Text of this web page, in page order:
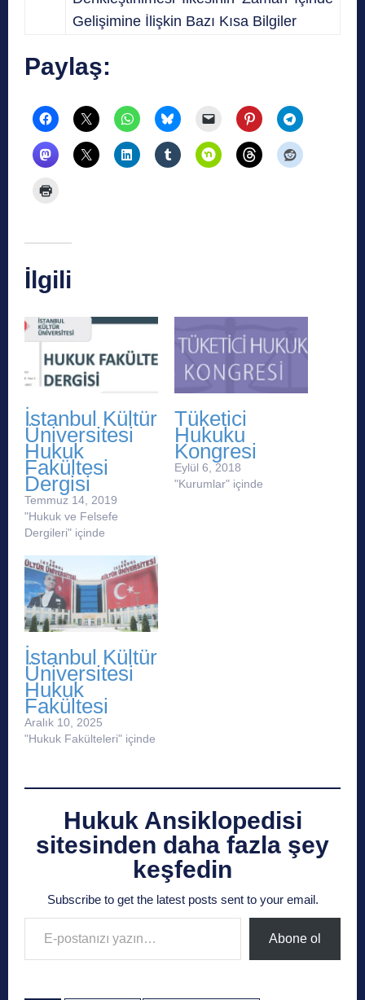
Gelişimine İlişkin Bazı Kısa Bilgiler
Paylaş:
İlgili
İstanbul Kültür
Üniversitesi
Hukuk
Fakültesi
Dergisi
Temmuz 14, 2019
"Hukuk ve Felsefe
Dergileri" içinde
Tüketici
Hukuku
Kongresi
Eylül 6, 2018
"Kurumlar" içinde
İstanbul Kültür
Üniversitesi
Hukuk
Fakültesi
Aralık 10, 2025
"Hukuk Fakülteleri" içinde
Hukuk Ansiklopedisi
sitesinden daha fazla şey
keşfedin
Subscribe to get the latest posts sent to your email.
E-postanızı yazın…
Abone ol